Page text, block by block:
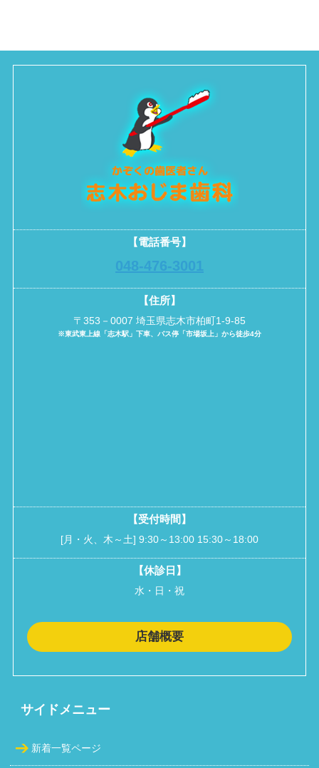
【電話番号】
048-476-3001
【住所】
〒353－0007 埼玉県志木市柏町1-9-85
※東武東上線「志木駅」下車、バス停「市場坂上」から徒歩4分
【受付時間】
[月・火、木～土] 9:30～13:00 15:30～18:00
【休診日】
水・日・祝
店舗概要
サイドメニュー
新着一覧ページ